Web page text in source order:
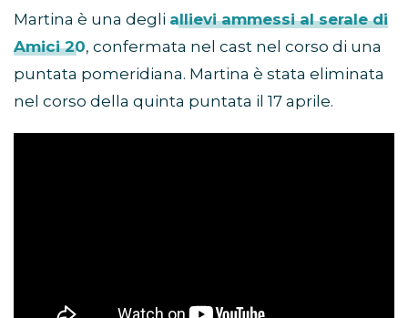
Martina è una degli allievi ammessi al serale di
Amici 20, confermata nel cast nel corso di una
puntata pomeridiana. Martina è stata eliminata
nel corso della quinta puntata il 17 aprile.